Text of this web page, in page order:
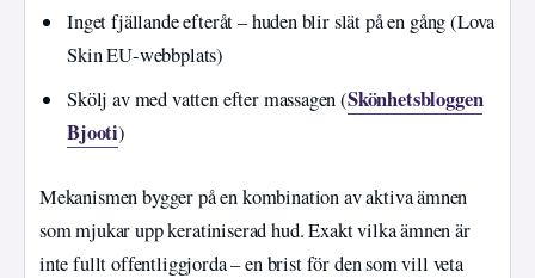
Inget fjällande efteråt – huden blir slät på en gång (Lova
Skin EU-webbplats)
Skölj av med vatten efter massagen (Skönhetsbloggen
Bjooti)
Mekanismen bygger på en kombination av aktiva ämnen
som mjukar upp keratiniserad hud. Exakt vilka ämnen är
inte fullt offentliggjorda – en brist för den som vill veta